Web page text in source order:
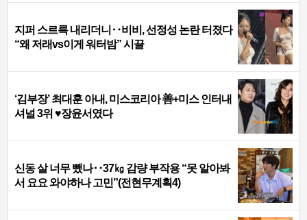
지퍼 스르륵 내리더니‥비비, 선정성 논란 터졌다
“왜 저래vs이게 워터밤” 시끌
‘김부장’ 최대훈 아내, 미스코리아 善+미스 인터내
셔널 3위 ♥장윤서였다
신동 살 너무 뺐나‥37㎏ 감량 부작용 “못 알아봐
서 요요 와야하나 고민”(전현무계획4)